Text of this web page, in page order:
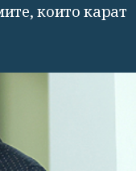
които карат